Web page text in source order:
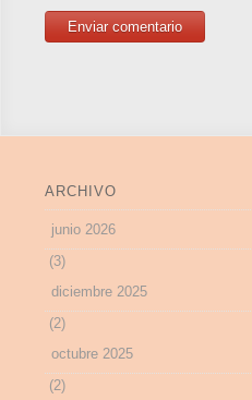
ARCHIVO
junio 2026
(3)
diciembre 2025
(2)
octubre 2025
(2)